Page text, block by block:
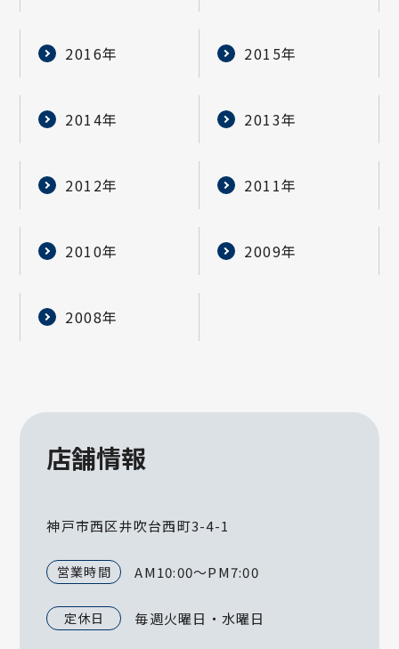
2016年 2015年
2014年 2013年
2012年 2011年
2010年 2009年
2008年
店舗情報
神戸市西区井吹台西町3-4-1
営業時間 AM10:00～PM7:00
定休日 毎週火曜日・水曜日